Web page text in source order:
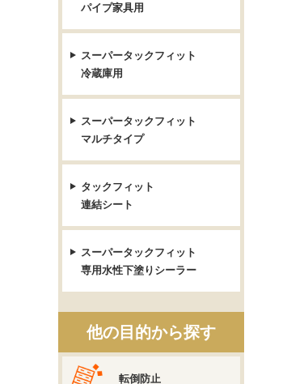
パイプ家具用
スーパータックフィット
冷蔵庫用
スーパータックフィット
マルチタイプ
タックフィット
連結シート
スーパータックフィット
専用水性下塗りシーラー
他の目的から探す
転倒防止